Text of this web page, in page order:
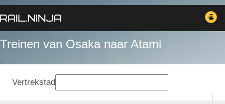
Treinen van Osaka naar Atami
Vertrekstad